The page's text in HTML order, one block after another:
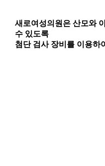
새로여성의원은 산모와
수 있도록
첨단 검사 장비를 이용하